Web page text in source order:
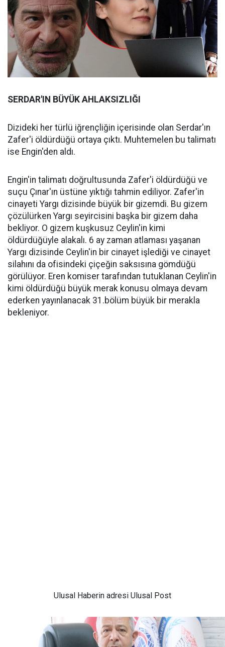
SERDAR'IN BÜYÜK AHLAKSIZLIĞI
Dizideki her türlü iğrençliğin içerisinde olan Serdar'ın
Zafer'i öldürdüğü ortaya çıktı. Muhtemelen bu talimatı
ise Engin'den aldı.
Engin'in talimatı doğrultusunda Zafer'i öldürdüğü ve
suçu Çınar'ın üstüne yıktığı tahmin ediliyor. Zafer'in
cinayeti Yargı dizisinde büyük bir gizemdi. Bu gizem
çözülürken Yargı seyircisini başka bir gizem daha
bekliyor. O gizem kuşkusuz Ceylin'in kimi
öldürdüğüyle alakalı. 6 ay zaman atlaması yaşanan
Yargı dizisinde Ceylin'in bir cinayet işlediği ve cinayet
silahını da ofisindeki çiçeğin saksısına gömdüğü
görülüyor. Eren komiser tarafından tutuklanan Ceylin'in
kimi öldürdüğü büyük merak konusu olmaya devam
ederken yayınlanacak 31.bölüm büyük bir merakla
bekleniyor.
Ulusal Haberin adresi Ulusal Post